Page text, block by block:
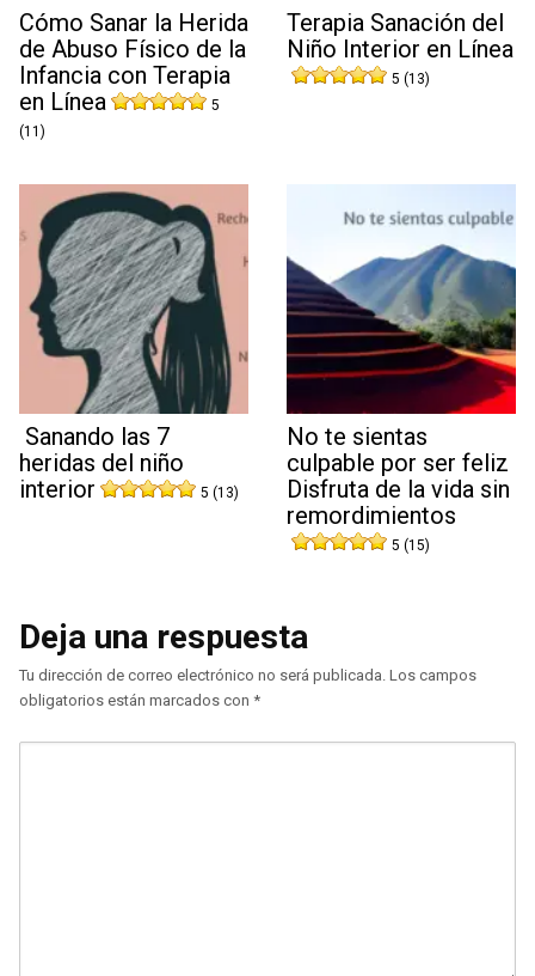
Cómo Sanar la Herida
de Abuso Físico de la
Infancia con Terapia
en Línea
5
(11)
Terapia Sanación del
Niño Interior en Línea
5 (13)
Sanando las 7
heridas del niño
interior
5 (13)
No te sientas
culpable por ser feliz
Disfruta de la vida sin
remordimientos
5 (15)
Deja una respuesta
Tu dirección de correo electrónico no será publicada. Los campos
obligatorios están marcados con *